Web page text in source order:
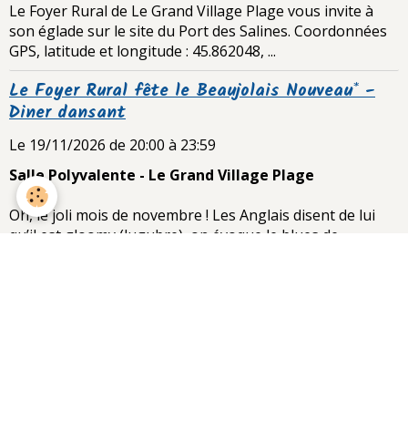
Le Foyer Rural de Le Grand Village Plage vous invite à
son églade sur le site du Port des Salines. Coordonnées
GPS, latitude et longitude : 45.862048, ...
Le Foyer Rural fête le Beaujolais Nouveau* -
Diner dansant
Le 19/11/2026 de 20:00 à 23:59
Salle Polyvalente - Le Grand Village Plage
Oh, le joli mois de novembre ! Les Anglais disent de lui
qu’il est gloomy (lugubre), on évoque le blues de